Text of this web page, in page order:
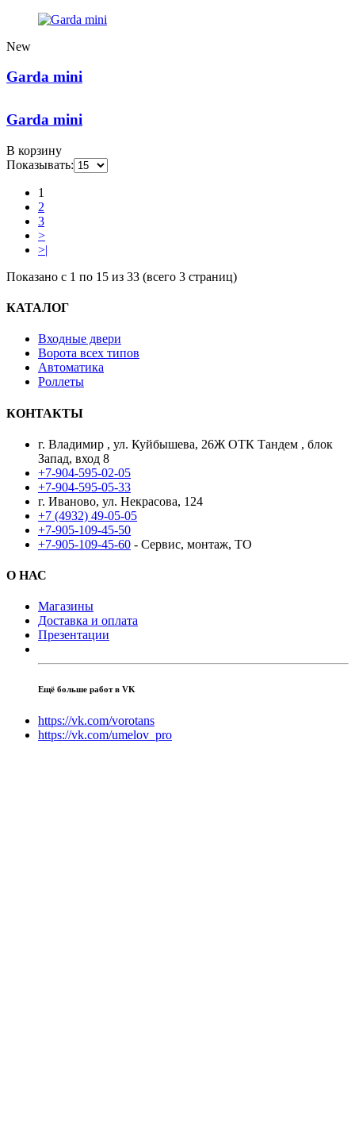
New
Garda mini
Garda mini
В корзину
Показывать:
1
2
3
>
>|
Показано с 1 по 15 из 33 (всего 3 страниц)
КАТАЛОГ
Входные двери
Ворота всех типов
Автоматика
Роллеты
КОНТАКТЫ
г. Владимир , ул. Куйбышева, 26Ж ОТК Тандем , блок
Запад, вход 8
+7-904-595-02-05
+7-904-595-05-33
г. Иваново, ул. Некрасова, 124
+7 (4932) 49-05-05
+7-905-109-45-50
+7-905-109-45-60 - Сервис, монтаж, ТО
О НАС
Магазины
Доставка и оплата
Презентации
Ещё больше работ в VK
https://vk.com/vorotans
https://vk.com/umelov_pro